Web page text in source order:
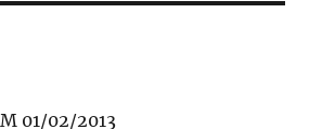
01/02/2013